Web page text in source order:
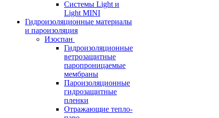
Системы Light и
Light MINI
Гидроизоляционные материалы
и пароизоляция
Изоспан
Гидроизоляционные
ветрозащитные
паропроницаемые
мембраны
Пароизоляционные
гидрозащитные
пленки
Отражающие тепло-